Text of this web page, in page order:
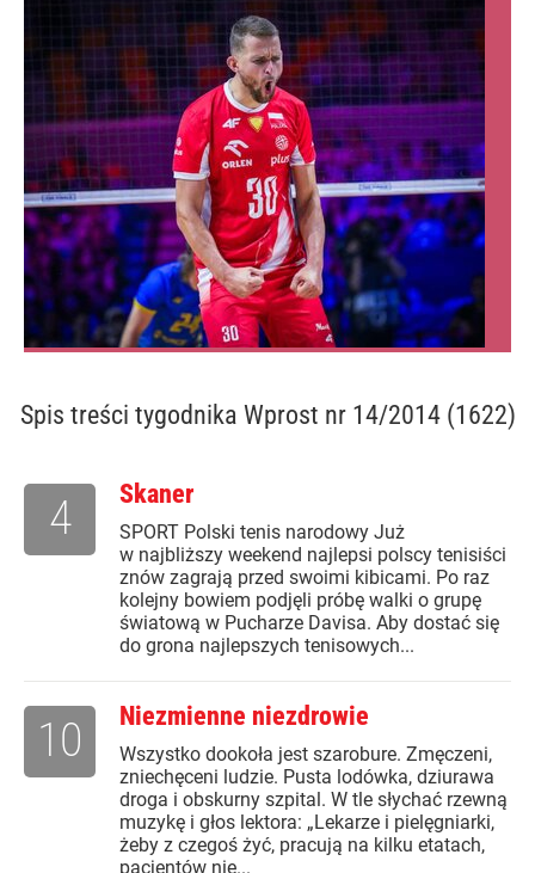
Spis treści tygodnika Wprost nr 14/2014 (1622)
Skaner
SPORT Polski tenis narodowy Już
w najbliższy weekend najlepsi polscy tenisiści
znów zagrają przed swoimi kibicami. Po raz
kolejny bowiem podjęli próbę walki o grupę
światową w Pucharze Davisa. Aby dostać się
do grona najlepszych tenisowych...
4
Niezmienne niezdrowie
Wszystko dookoła jest szarobure. Zmęczeni,
zniechęceni ludzie. Pusta lodówka, dziurawa
droga i obskurny szpital. W tle słychać rzewną
muzykę i głos lektora: „Lekarze i pielęgniarki,
żeby z czegoś żyć, pracują na kilku etatach,
pacjentów nie...
10